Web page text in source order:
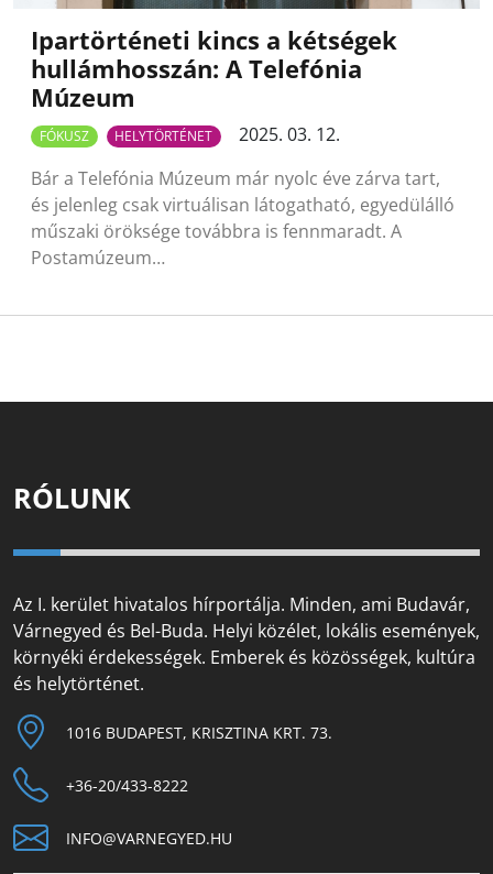
Ipartörténeti kincs a kétségek
hullámhosszán: A Telefónia
Múzeum
FÓKUSZ HELYTÖRTÉNET
2025. 03. 12.
Bár a Telefónia Múzeum már nyolc éve zárva tart,
és jelenleg csak virtuálisan látogatható, egyedülálló
műszaki öröksége továbbra is fennmaradt. A
Postamúzeum…
RÓLUNK
Az I. kerület hivatalos hírportálja. Minden, ami Budavár,
Várnegyed és Bel-Buda. Helyi közélet, lokális események,
környéki érdekességek. Emberek és közösségek, kultúra
és helytörténet.
1016 BUDAPEST, KRISZTINA KRT. 73.
+36-20/433-8222
INFO@VARNEGYED.HU